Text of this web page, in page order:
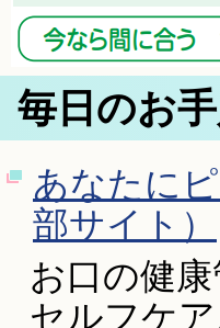
毎日のお
あなたに
部サイト）
お口の健
セルフケ